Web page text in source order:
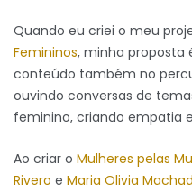
Quando eu criei o meu
Femininos, minha proposta
conteúdo também no
ouvindo conversas de
feminino, criando empatia
Ao criar o Mulheres pelas
Rivero e Maria Olivia